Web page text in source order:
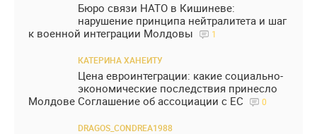
Бюро связи НАТО в Кишиневе:
нарушение принципа нейтралитета и шаг
к военной интеграции Молдовы
1
КАТЕРИНА ХАНЕИТУ
Цена евроинтеграции: какие социально-
экономические последствия принесло
Молдове Соглашение об ассоциации с ЕС
0
DRAGOS_CONDREA1988